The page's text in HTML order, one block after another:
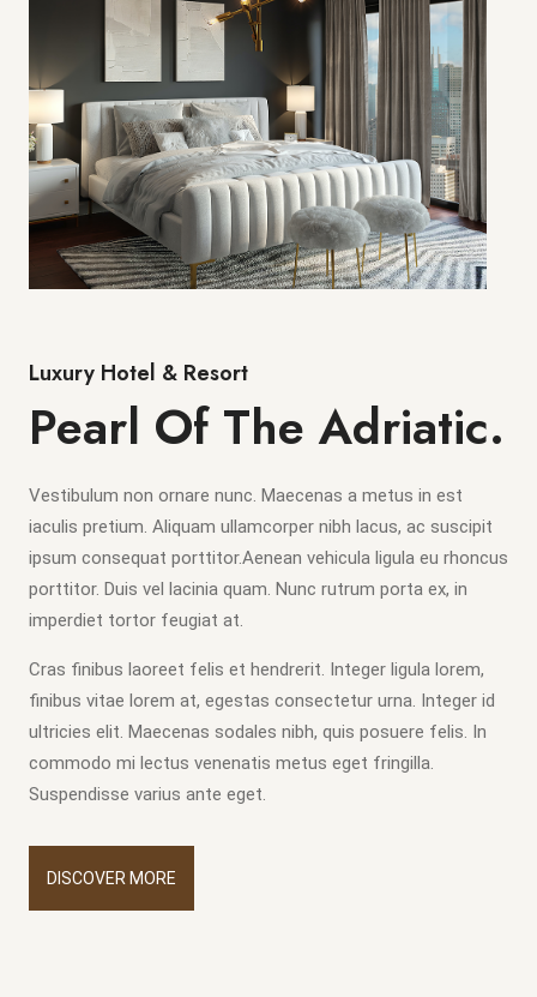
Luxury Hotel & Resort
Pearl Of The Adriatic.
Vestibulum non ornare nunc. Maecenas a metus in est
iaculis pretium. Aliquam ullamcorper nibh lacus, ac suscipit
ipsum consequat porttitor.Aenean vehicula ligula eu rhoncus
porttitor. Duis vel lacinia quam. Nunc rutrum porta ex, in
imperdiet tortor feugiat at.
Cras finibus laoreet felis et hendrerit. Integer ligula lorem,
finibus vitae lorem at, egestas consectetur urna. Integer id
ultricies elit. Maecenas sodales nibh, quis posuere felis. In
commodo mi lectus venenatis metus eget fringilla.
Suspendisse varius ante eget.
DISCOVER MORE